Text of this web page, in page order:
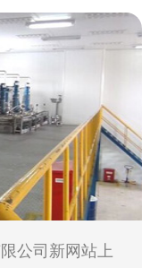
公司新网站上